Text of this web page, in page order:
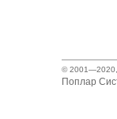
© 2001—2020,
Поплар